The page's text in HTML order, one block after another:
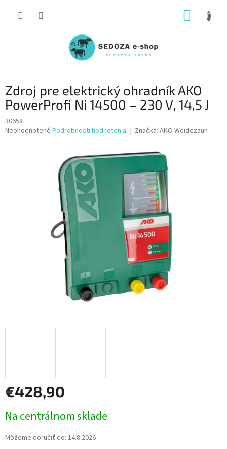
Zdroj pre elektrický ohradník AKO
PowerProfi Ni 14500 – 230 V, 14,5 J
30658
Priemerné
Neohodnotené Podrobnosti hodnotenia Značka: AKO Weidezaun
€428,90
cena:
Na centrálnom sklade
Môžeme doručiť do: 14.8.2026